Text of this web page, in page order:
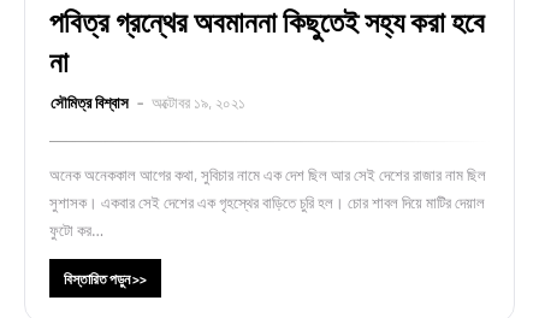
পবিত্র গ্রন্থের অবমাননা কিছুতেই সহ্য করা হবে
না
সৌমিত্র বিশ্বাস অক্টোবর ১৯, ২০২১
অনেক অনেককাল আগের কথা, সুবিচার নামে এক দেশ ছিল আর সেই দেশের রাজার নাম ছিল
সুশাসক। একবার সেই দেশের এক গৃহস্থের বাড়িতে চুরি হল। চোর শাবল দিয়ে মাটির দেয়াল
ফুটো কর…
বিস্তারিত পড়ুন >>